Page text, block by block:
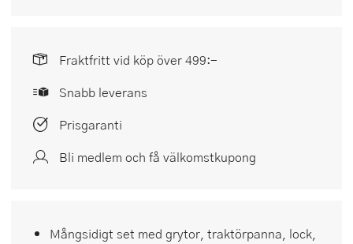
Fraktfritt vid köp över 499:-
Snabb leverans
Prisgaranti
Bli medlem och få välkomstkupong
Mångsidigt set med grytor, traktörpanna, lock,